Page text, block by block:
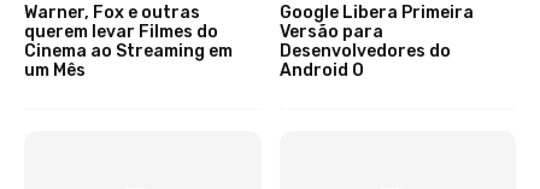
Warner, Fox e outras
querem levar Filmes do
Cinema ao Streaming em
um Mês
Google Libera Primeira
Versão para
Desenvolvedores do
Android O